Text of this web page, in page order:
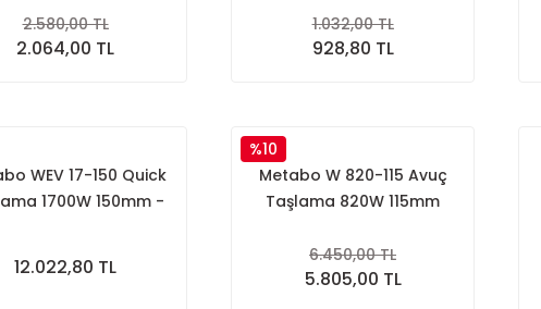
2.580,00 TL
2.064,00 TL
1.032,00 TL
928,80 TL
WEV 17-150 Quick
1700W 150mm -
12.022,80 TL
%10
Metabo W 820-115 Avuç
Taşlama 820W 115mm
6.450,00 TL
5.805,00 TL